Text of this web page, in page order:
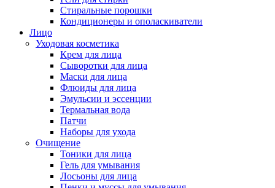
Стиральные порошки
Кондиционеры и ополаскиватели
Лицо
Уходовая косметика
Крем для лица
Сыворотки для лица
Маски для лица
Флюиды для лица
Эмульсии и эссенции
Термальная вода
Патчи
Наборы для ухода
Очищение
Тоники для лица
Гель для умывания
Лосьоны для лица